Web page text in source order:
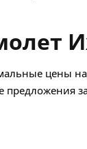
цены
предложения